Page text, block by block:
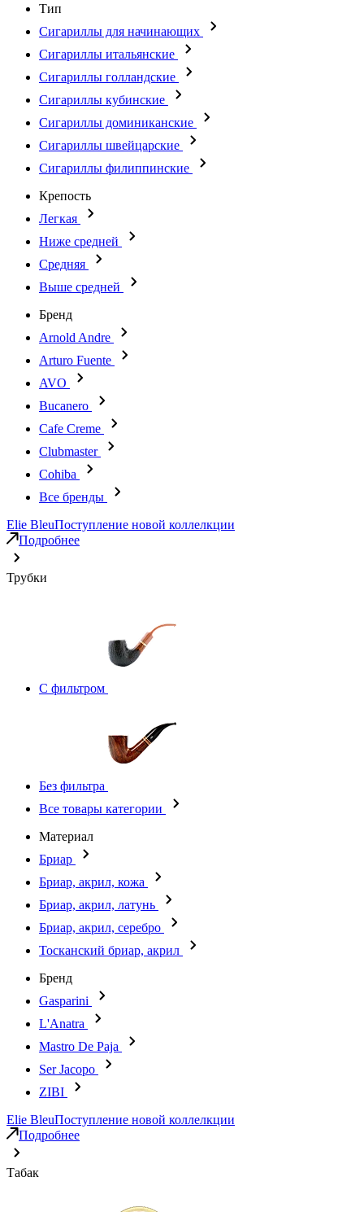
Тип
Сигариллы для начинающих
Сигариллы итальянские
Сигариллы голландские
Сигариллы кубинские
Сигариллы доминиканские
Сигариллы швейцарские
Сигариллы филиппинские
Крепость
Легкая
Ниже средней
Средняя
Выше средней
Бренд
Arnold Andre
Arturo Fuente
AVO
Bucanero
Cafe Creme
Clubmaster
Cohiba
Все бренды
Elie BleuПоступление новой коллелкции
Подробнее
Трубки
С фильтром
Без фильтра
Все товары категории
Материал
Бриар
Бриар, акрил, кожа
Бриар, акрил, латунь
Бриар, акрил, серебро
Тосканский бриар, акрил
Бренд
Gasparini
L'Anatra
Mastro De Paja
Ser Jacopo
ZIBI
Elie BleuПоступление новой коллелкции
Подробнее
Табак